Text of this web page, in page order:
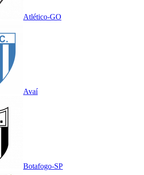
Atlético-GO
Avaí
Botafogo-SP